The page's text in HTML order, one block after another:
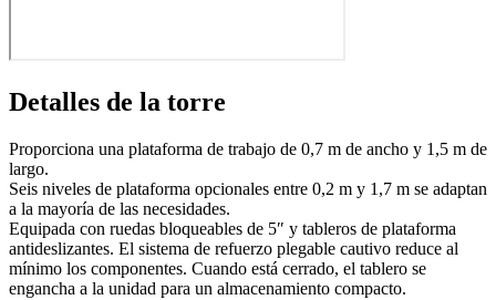
Detalles de la torre
Proporciona una plataforma de trabajo de 0,7 m de ancho y 1,5 m de
largo.
Seis niveles de plataforma opcionales entre 0,2 m y 1,7 m se adaptan
a la mayoría de las necesidades.
Equipada con ruedas bloqueables de 5″ y tableros de plataforma
antideslizantes. El sistema de refuerzo plegable cautivo reduce al
mínimo los componentes. Cuando está cerrado, el tablero se
engancha a la unidad para un almacenamiento compacto.